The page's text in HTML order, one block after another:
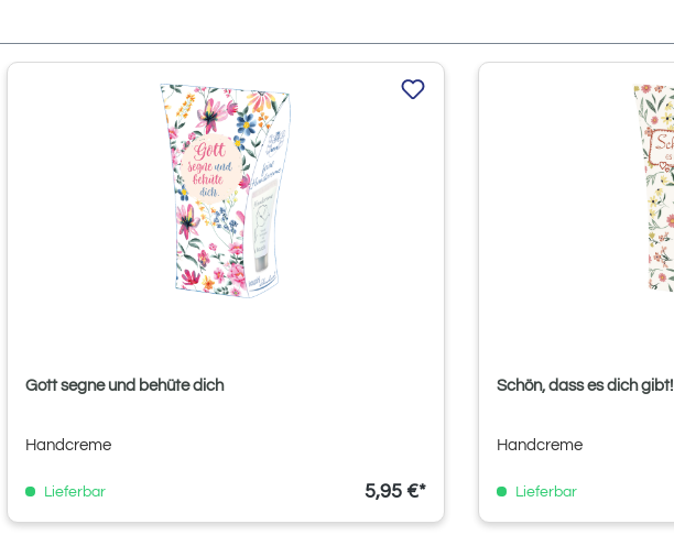
Gott segne und behüte dich
Handcreme
Lieferbar 5,95 €*
Schön, dass es dich gibt!
Handcreme
Lieferbar